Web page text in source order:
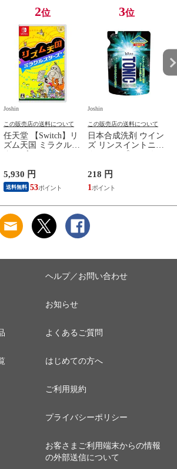
2位
Joshin
この販売店の送料について
任天堂 【Switch】リ
ズム天国 ミラクルス
テンゴク ミラクルス
タ-ズ 【返品種別B】
5,930 円
送料無料 53
3位
Joshin
この販売店の送料について
日本合成洗剤 ウイン
ズ リンスイントニッ
シヤンプ-カエ 【返
品種別A】
218 円
1
ヘルプ／お問い合わせ
お知らせ
よくあるご質問
はじめての方へ
ご利用規約
プライバシーポリシー
お客さまご利用端末からの情報
の外部送信について